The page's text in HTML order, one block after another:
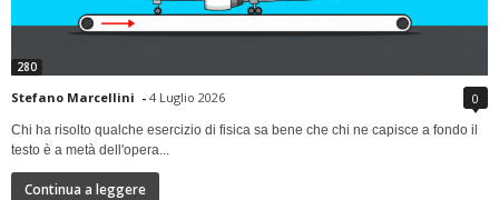
280
Stefano Marcellini - 4 Luglio 2026 0
Chi ha risolto qualche esercizio di fisica sa bene che chi ne capisce a fondo il
testo è a metà dell'opera...
Continua a leggere